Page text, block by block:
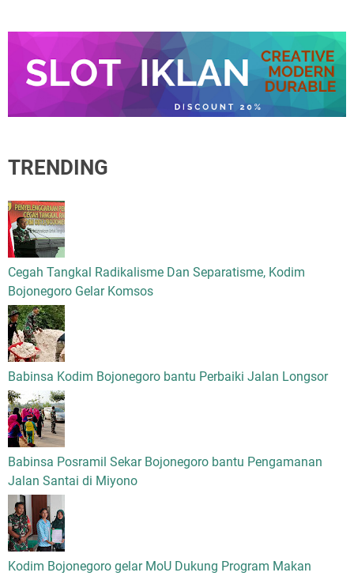
TRENDING
Cegah Tangkal Radikalisme Dan Separatisme, Kodim
Bojonegoro Gelar Komsos
Babinsa Kodim Bojonegoro bantu Perbaiki Jalan Longsor
Babinsa Posramil Sekar Bojonegoro bantu Pengamanan
Jalan Santai di Miyono
Kodim Bojonegoro gelar MoU Dukung Program Makan